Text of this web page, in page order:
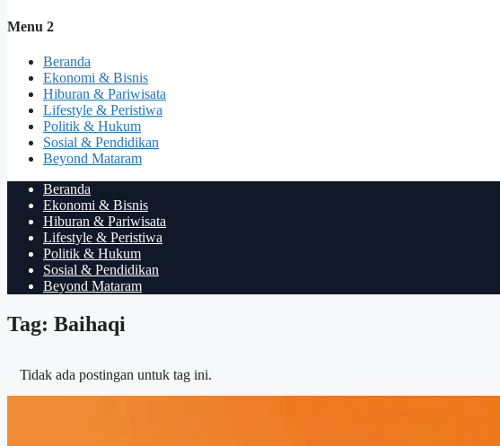
Menu 2
Beranda
Ekonomi & Bisnis
Hiburan & Pariwisata
Lifestyle & Peristiwa
Politik & Hukum
Sosial & Pendidikan
Beyond Mataram
Beranda
Ekonomi & Bisnis
Hiburan & Pariwisata
Lifestyle & Peristiwa
Politik & Hukum
Sosial & Pendidikan
Beyond Mataram
Tag: Baihaqi
Tidak ada postingan untuk tag ini.